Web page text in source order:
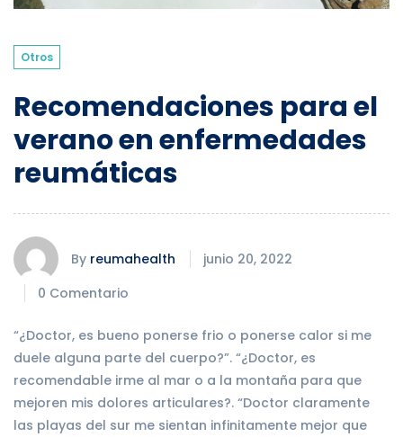
Otros
Recomendaciones para el
verano en enfermedades
reumáticas
By reumahealth
junio 20, 2022
0 Comentario
“¿Doctor, es bueno ponerse frio o ponerse calor si me
duele alguna parte del cuerpo?”. “¿Doctor, es
recomendable irme al mar o a la montaña para que
mejoren mis dolores articulares?. “Doctor claramente
las playas del sur me sientan infinitamente mejor que